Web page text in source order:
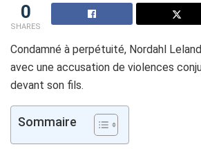
0
SHARES
Condamné à perpétuité, Nordahl
avec une accusation de violences
devant son fils.
Sommaire